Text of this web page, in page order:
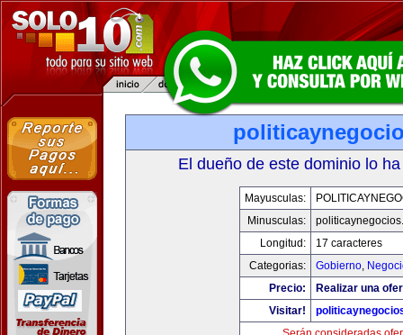
El dueño de este dominio lo
Mayusculas:
Minusculas:
Longitud:
17 caracteres
Categorias:
Gobierno,
Precio:
Realizar una
Visitar!